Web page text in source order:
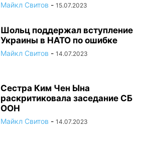
Майкл Свитов - 15.07.2023
Шольц поддержал вступление
Украины в НАТО по ошибке
Майкл Свитов - 14.07.2023
Сестра Ким Чен Ына
раскритиковала заседание СБ
ООН
Майкл Свитов - 14.07.2023